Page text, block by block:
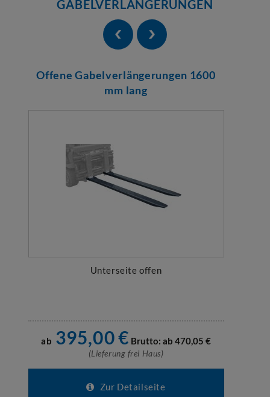
GABELVERLÄNGERUNGEN
Offene Gabelverlängerungen 1600
mm lang
Unterseite offen
ab 395,00€ Brutto: ab 470,05 €
(Lieferung frei Haus)
Zur Detailseite